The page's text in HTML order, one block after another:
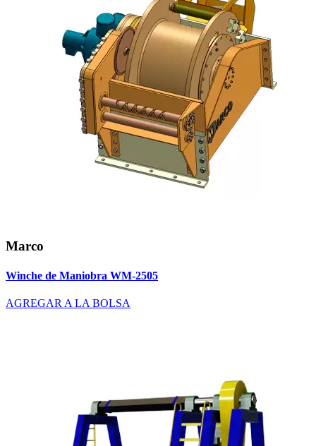
Marco
Winche de Maniobra WM-2505
AGREGAR A LA BOLSA